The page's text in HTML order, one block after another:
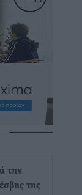
την
της